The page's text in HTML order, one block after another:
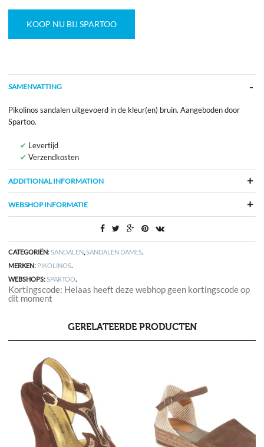
KOOP NU BIJ SPARTOO
SAMENVATTING
Pikolinos sandalen uitgevoerd in de kleur(en) bruin. Aangeboden door
Spartoo.
Levertijd
Verzendkosten
ADDITIONAL INFORMATION
WEBSHOP INFORMATIE
CATEGORIËN:SANDALEN,SANDALEN DAMES.
MERKEN: PIKOLINOS.
WEBSHOPS:SPARTOO.
Kortingscode: Helaas heeft deze webhop geen kortingscode op
dit moment
GERELATEERDE PRODUCTEN